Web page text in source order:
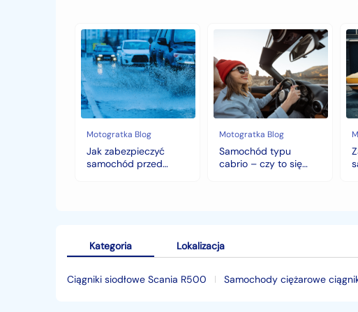
Jak
zabezpieczyć
samochód
przed
jesiennymi
chłodami
i
deszczem?
Motogratka Blog
Jak zabezpieczyć
samochód przed
Samochód
cabrio
–
czy
to
się
opłaca
w
polskim
klimacie?
Motogratka Blog
Samochód typu
cabrio – czy to się
Kategoria
Ciągniki siodłowe Scania R500 Samochody ciężarowe
Lokalizacja